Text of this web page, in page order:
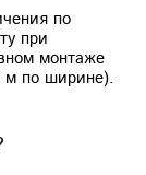
по
при
монтаже
м по ширине).